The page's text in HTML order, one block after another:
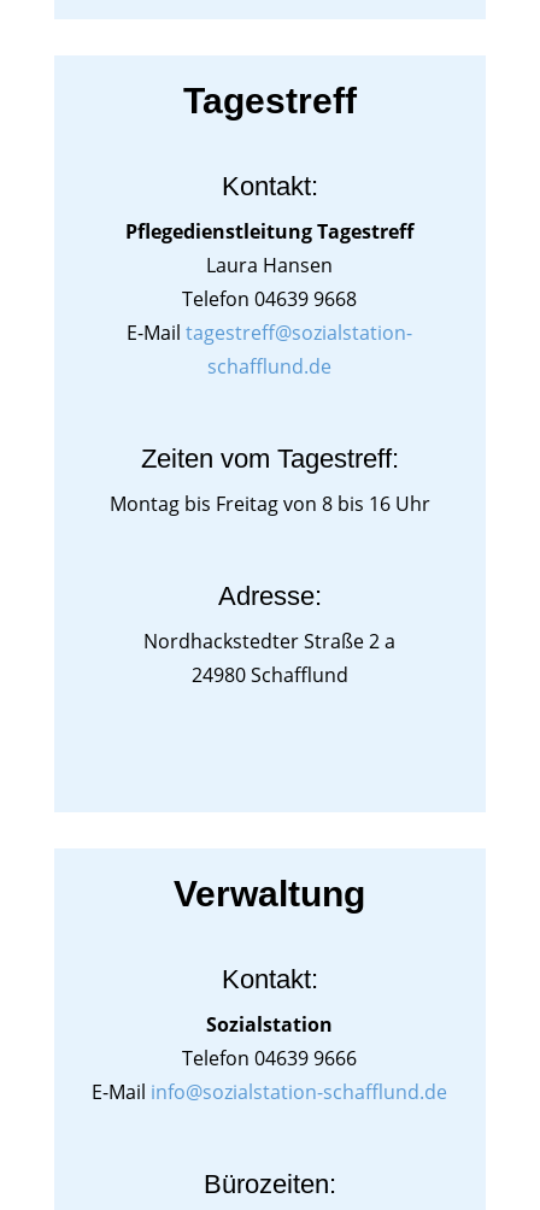
Tagestreff
Kontakt:
Pflegedienstleitung Tagestreff
Laura Hansen
Telefon 04639 9668
E-Mailtagestreff@sozialstation-
schafflund.de
Zeiten vom Tagestreff:
Montag bis Freitag von 8 bis 16 Uhr
Adresse:
Nordhackstedter Straße 2 a
24980 Schafflund
Verwaltung
Kontakt:
Sozialstation
Telefon 04639 9666
E-Mail info@sozialstation-schafflund.de
Bürozeiten: